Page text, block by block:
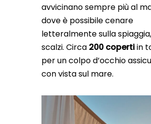
avvicinano sempre più al
dove è possibile cenare
letteralmente sulla
scalzi. Circa 200 copertiin
per un colpo d’occhio
con vista sul mare.